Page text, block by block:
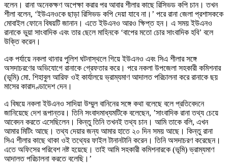
বলেন। রানা অনেকক্ষণ অপেক্ষা করার পর আবার শীলার কাছে রিসিভড কপি চান। তখন
শীলা বলেন, ‘ইউএনওকে ছাড়া রিসিভড কপি দেয়া যাবে না।’ পরে রানা জেলা প্রশাসককে
মোবাইল ফোনে বিষয়টি জানান। এতে ইউএনও আরও ক্ষিপ্ত হন। এ সময় ইউএনও
রানাকে ভুয়া সাংবাদিক এবং তার ছেলে মাহিনকে ‘বাপের মতো চোর সাংবাদিক হবি’ বলে
উক্তি করেন।
এক পর্যায়ে নকলা থানার পুলিশ ঘটনাস্থলে গিয়ে ইউএনও এবং সিএ শীলার সঙ্গে
অসদাচরণের অভিযোগে রানাকে গ্রেফতার করে। পরে নকলা উপজেলা সহকারী কমিশনার
(ভূমি) মো. শিহাবুল আরিফ ওই কার্যালয়ে ভ্রাম্যমাণ আদালত পরিচালনা করে রানাকে ছয়
মাসের কারাদণ্ডাদেশ দেন।
এ বিষয়ে নকলা ইউএনও সাদিয়া উম্মুল বানিনের সঙ্গে কথা বলেছে বলে প্রতিবেদনে
জানিয়েছে দেশ রূপান্তর। তিনি সংবাদমাধ্যমটিকে বলেছেন, ‌’সাংবাদিক রানা তথ্য চেয়ে
আবেদন করতে এসেছিলেন। কিন্তু তিনি তখনই তথ্য চান। আমি তাকে বলি, এখন
আমার মিটিং আছে। তথ্য দেয়ার জন্য আমার হাতে ২০ দিন সময় আছে। কিন্তু রানা
সিএ শীলার কাছে থাকা ওই তথ্যের ফাইল টানানটানি করেন। তিনি অসদাচরণ করেছেন।
এতে অফিসের পরিবেশ নষ্ট হয়েছে। তাই আমি সহকারী কমিশনারকে (ভূমি) ভ্রাম্যমাণ
আদালত পরিচালনা করতে বলেছি।’